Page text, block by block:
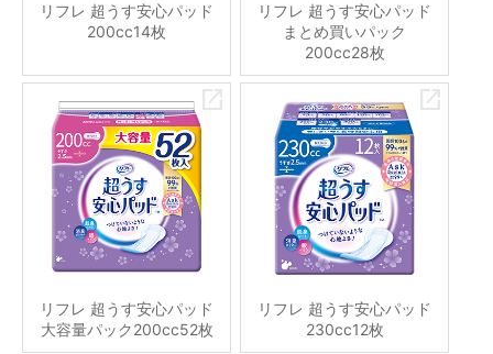
リフレ 超うす安心パッド
200cc14枚
リフレ 超うす安心パッド
まとめ買いパック
200cc28枚
リフレ 超うす安心パッド
大容量パック200cc52枚
リフレ 超うす安心パッド
230cc12枚